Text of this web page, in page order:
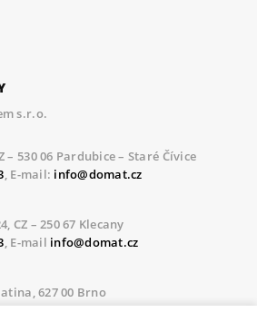
s.r.o.
– 530 06 Pardubice – Staré Čívice
, E-mail: info@domat.cz
CZ – 250 67 Klecany
, E-mail info@domat.cz
627 00 Brno
, E-mailinfo@domat.cz